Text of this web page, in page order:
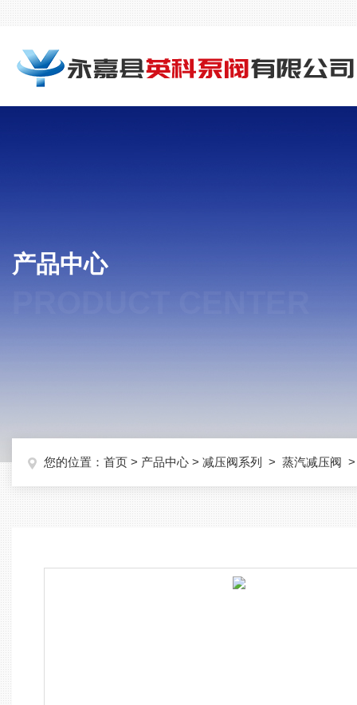
产品中心
您的位置： 首页 > 产品中心 > 减压阀系列 > 蒸汽减压阀